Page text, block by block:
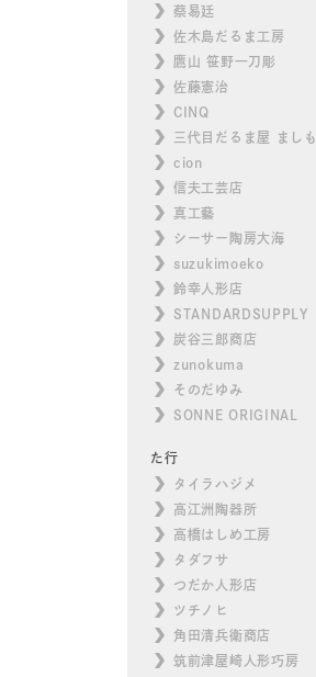
蔡易廷
佐木島だるま工房
鷹山 笹野一刀彫
佐藤憲治
CINQ
三代目だるま屋 ましも
cion
信夫工芸店
真工藝
シーサー陶房大海
suzukimoeko
鈴幸人形店
STANDARDSUPPLY
炭谷三郎商店
zunokuma
そのだゆみ
SONNE ORIGINAL
た行
タイラハジメ
高江洲陶器所
高橋はしめ工房
タダフサ
つだか人形店
ツチノヒ
角田清兵衛商店
筑前津屋崎人形巧房